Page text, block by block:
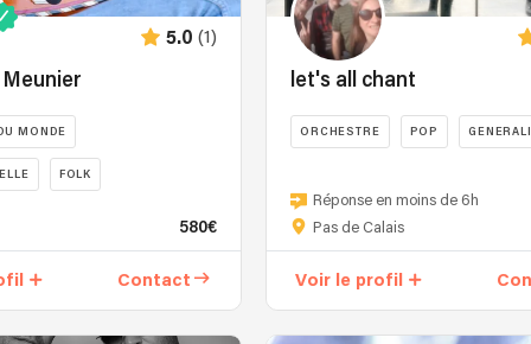
5.0 (1)
Meunier
MONDE
FOLK
580€
Contact
let's all chant
ORCHESTRE POP
band
créé
en
2018
Réponse en moins de 6h
Pas de Calais
Voir le profil